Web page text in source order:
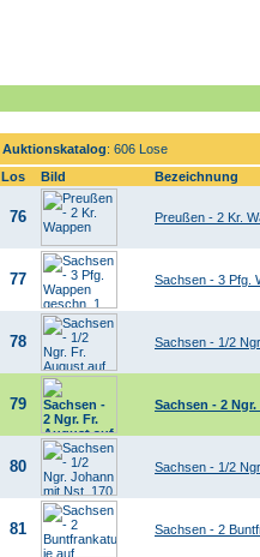
Auktionskatalog: 606 Lose
Los
Bild Bezeichnung
76 Preußen - 2 Kr.
77 Sachsen - 3 Pfg.
78 Sachsen - 1/2
79 Sachsen - 2
80 Sachsen - 1/2
81 Sachsen - 2